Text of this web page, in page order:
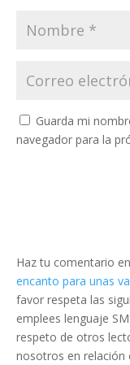
Guarda mi
navegador para la
Haz tu comentario
encanto para unas
favor respeta las
emplees lenguaje
respeto de otros
nosotros en relación